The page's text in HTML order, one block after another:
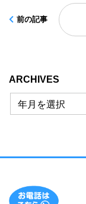
前の記事
ARCHIVES